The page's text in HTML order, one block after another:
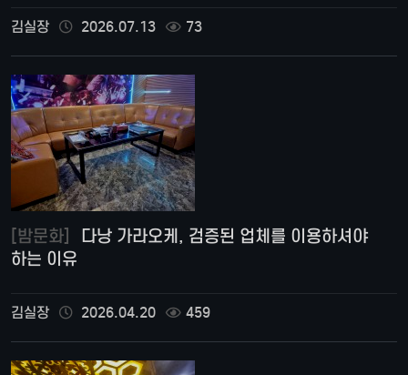
김실장 2026.07.13 73
[밤문화]
하는 이유
김실장 2026.04.20 459